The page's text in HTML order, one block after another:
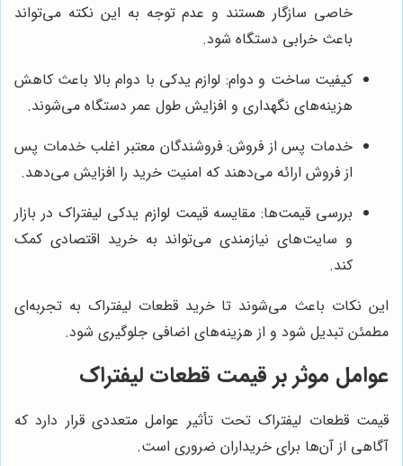
خاصی سازگار هستند و عدم توجه به این نکته می‌تواند
باعث خرابی دستگاه شود.
کیفیت ساخت و دوام: لوازم یدکی با دوام بالا باعث کاهش
هزینه‌های نگهداری و افزایش طول عمر دستگاه می‌شوند.
خدمات پس از فروش: فروشندگان معتبر اغلب خدمات پس
از فروش ارائه می‌دهند که امنیت خرید را افزایش می‌دهد.
بررسی قیمت‌ها: مقایسه قیمت لوازم یدکی لیفتراک در بازار
و سایت‌های نیازمندی می‌تواند به خرید اقتصادی کمک
کند.
این نکات باعث می‌شوند تا خرید قطعات لیفتراک به تجربه‌ای
مطمئن تبدیل شود و از هزینه‌های اضافی جلوگیری شود.
عوامل موثر بر قیمت قطعات لیفتراک
قیمت قطعات لیفتراک تحت تأثیر عوامل متعددی قرار دارد که
آگاهی از آن‌ها برای خریداران ضروری است.